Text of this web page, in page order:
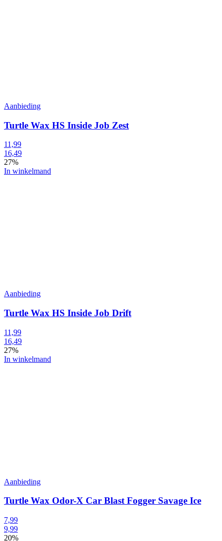
Aanbieding
Turtle Wax HS Inside Job Zest
11,99
16,49
27%
In winkelmand
Aanbieding
Turtle Wax HS Inside Job Drift
11,99
16,49
27%
In winkelmand
Aanbieding
Turtle Wax Odor-X Car Blast Fogger Savage Ice
7,99
9,99
20%